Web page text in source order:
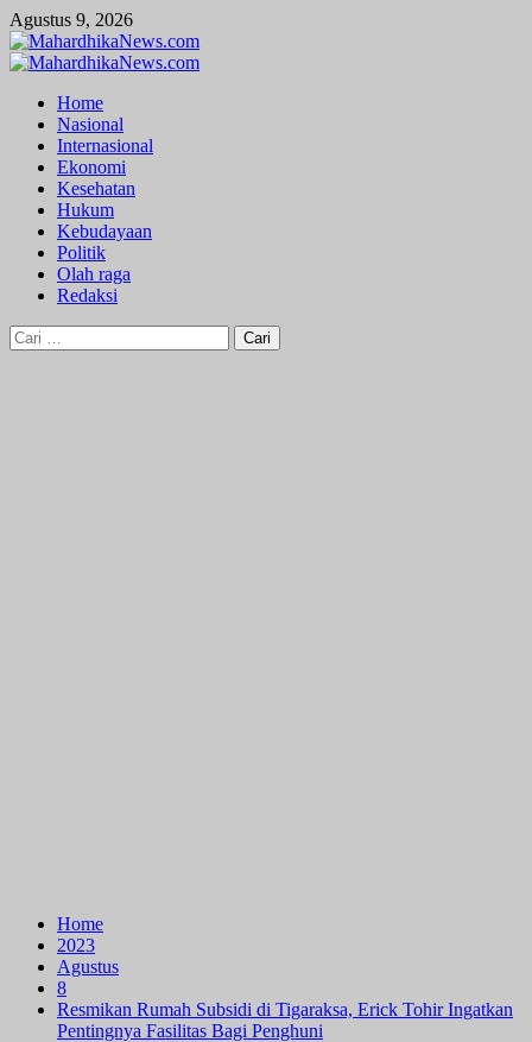
Skip
to
content
Agustus 9, 2026
Primary
Home
Nasional
Internasional
Ekonomi
Kesehatan
Hukum
Kebudayaan
Politik
Olah raga
Redaksi
Cari
untuk:
Home
2023
Agustus
8
Resmikan Rumah Subsidi di Tigaraksa, Erick Tohir Ingatkan
Pentingnya Fasilitas Bagi Penghuni